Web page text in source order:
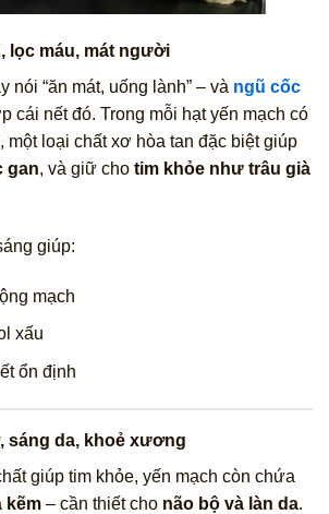
lọc máu, mát người
nói “ăn mát, uống lành” – và ngũ cốc
cái nết đó. Trong mỗi hạt yến mạch có
, một loại chất xơ hòa tan đặc biệt giúp
gan, và giữ cho tim khỏe như trâu già
giúp:
mạch
xấu
ổn định
sáng da, khoẻ xương
giúp tim khỏe, yến mạch còn chứa
kẽm – cần thiết cho não bộ và làn da.